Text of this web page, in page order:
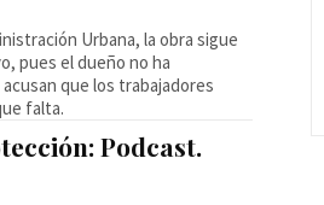
Urbana, la obra sigue
pues el dueño no ha
que los trabajadores
falta.
Podcast.